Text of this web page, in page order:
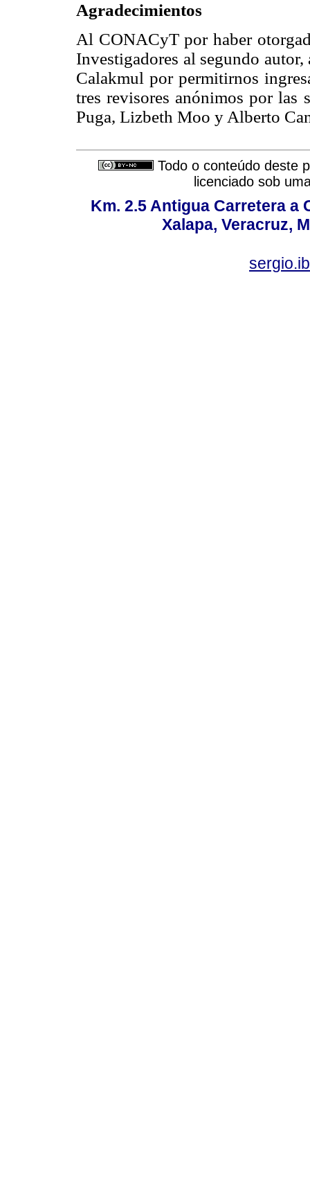
Agradecimientos
Al CONACyT por haber
Investigadores al segundo
Calakmul por permitirnos
tres revisores anónimos por las
Puga, Lizbeth Moo y Alberto
Todo o conteúdo deste
licenciado sob
Km. 2.5 Antigua Carretera a
Xalapa, Veracruz,